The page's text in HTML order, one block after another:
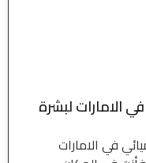
الامارات لبشرة
في الامارات